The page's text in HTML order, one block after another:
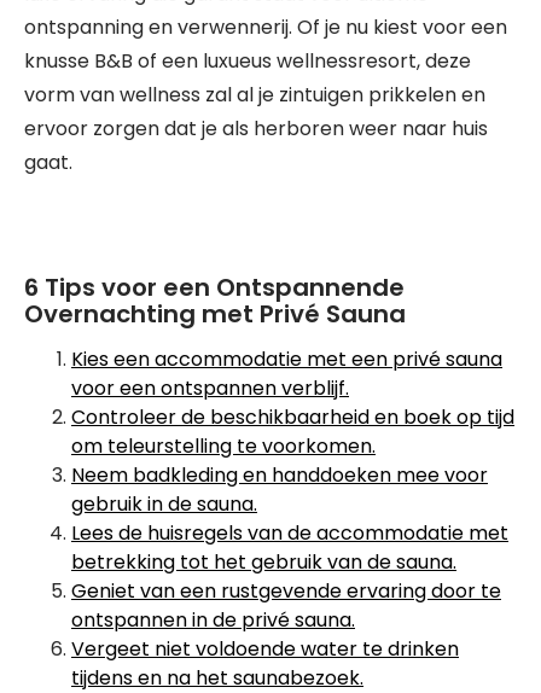
ontspanning en verwennerij. Of je nu kiest voor een
knusse B&B of een luxueus wellnessresort, deze
vorm van wellness zal al je zintuigen prikkelen en
ervoor zorgen dat je als herboren weer naar huis
gaat.
6 Tips voor een Ontspannende
Overnachting met Privé Sauna
Kies een accommodatie met een privé sauna
voor een ontspannen verblijf.
Controleer de beschikbaarheid en boek op tijd
om teleurstelling te voorkomen.
Neem badkleding en handdoeken mee voor
gebruik in de sauna.
Lees de huisregels van de accommodatie met
betrekking tot het gebruik van de sauna.
Geniet van een rustgevende ervaring door te
ontspannen in de privé sauna.
Vergeet niet voldoende water te drinken
tijdens en na het saunabezoek.